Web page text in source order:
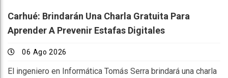
Carhué: Brindarán Una Charla Gratuita Para
Aprender A Prevenir Estafas Digitales
06 Ago 2026
El ingeniero en Informática Tomás Serra brindará una charla